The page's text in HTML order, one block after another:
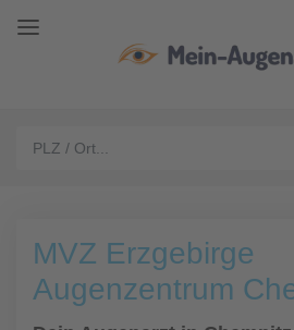
MVZ Erzgebirge
Augenzentrum